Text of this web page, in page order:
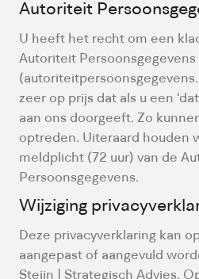
Autoriteit
U heeft het recht om een
Autoriteit Persoonsgegevens
zeer op prijs dat als u een
aan ons doorgeeft. Zo
optreden. Uiteraard houden
meldplicht (72 uur) van de
Persoonsgegevens.
Wijziging
Deze privacyverklaring kan
aangepast of aangevuld
Steijn | Strategisch Advies.